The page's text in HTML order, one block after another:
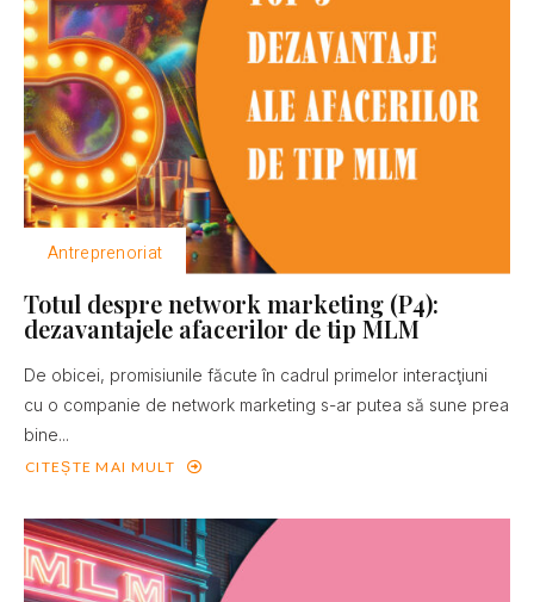
Antreprenoriat
Totul despre network marketing (P4):
dezavantajele afacerilor de tip MLM
De obicei, promisiunile făcute în cadrul primelor interacţiuni
cu o companie de network marketing s-ar putea să sune prea
bine...
CITEȘTE MAI MULT